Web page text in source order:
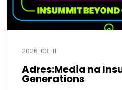
2026-03-11
Adres:Media na
Generations